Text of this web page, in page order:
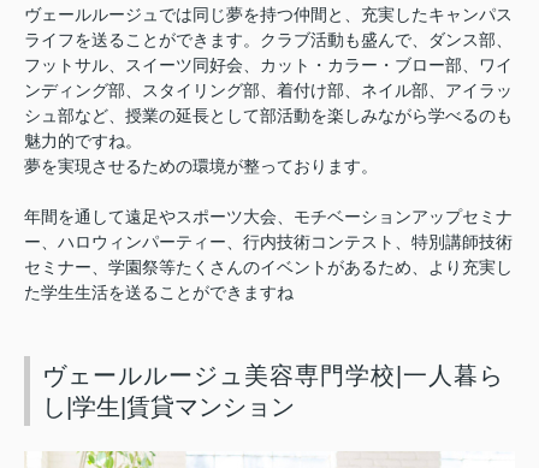
ヴェールルージュでは同じ夢を持つ仲間と、充実したキャンパス
ライフを送ることができます。クラブ活動も盛んで、ダンス部、
フットサル、スイーツ同好会、カット・カラー・ブロー部、ワイ
ンディング部、スタイリング部、着付け部、ネイル部、アイラッ
シュ部など、授業の延長として部活動を楽しみながら学べるのも
魅力的ですね。
夢を実現させるための環境が整っております。
年間を通して遠足やスポーツ大会、モチベーションアップセミナ
ー、ハロウィンパーティー、行内技術コンテスト、特別講師技術
セミナー、学園祭等たくさんのイベントがあるため、より充実し
た学生生活を送ることができますね
ヴェールルージュ美容専門学校|一人暮ら
し|学生|賃貸マンション